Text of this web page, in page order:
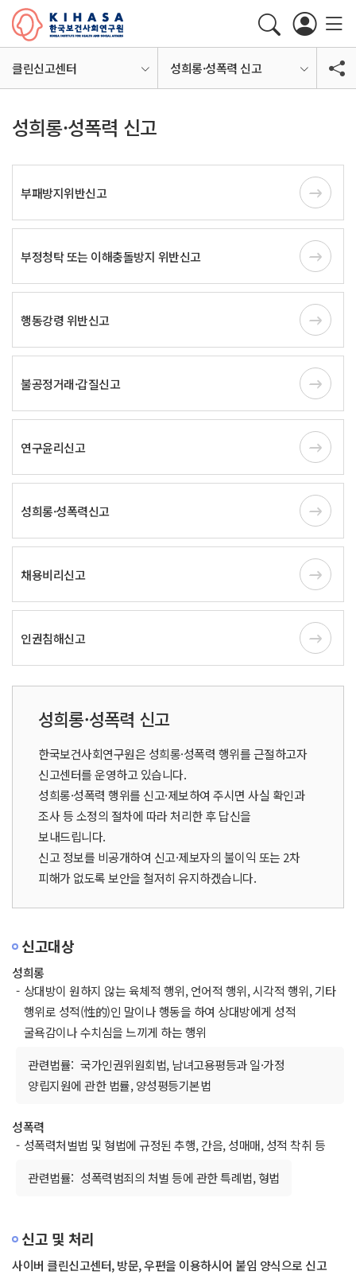
클린신고센터 성희롱·성폭력 신고
성희롱·성폭력 신고
부패방지위반신고
부정청탁 또는 이해충돌방지 위반신고
행동강령 위반신고
불공정거래·갑질신고
연구윤리신고
성희롱·성폭력신고
채용비리신고
인권침해신고
성희롱·성폭력 신고
한국보건사회연구원은 성희롱·성폭력 행위를 근절하고자
신고센터를 운영하고 있습니다.
성희롱·성폭력 행위를 신고·제보하여 주시면 사실 확인과
조사 등 소정의 절차에 따라 처리한 후 답신을
보내드립니다.
신고 정보를 비공개하여 신고·제보자의 불이익 또는 2차
피해가 없도록 보안을 철저히 유지하겠습니다.
신고대상
성희롱
- 상대방이 원하지 않는 육체적 행위, 언어적 행위, 시각적 행위, 기타
행위로 성적(性的)인 말이나 행동을 하여 상대방에게 성적
굴욕감이나 수치심을 느끼게 하는 행위
관련법률: 국가인권위원회법, 남녀고용평등과 일·가정
양립지원에 관한 법률, 양성평등기본법
성폭력
- 성폭력처벌법 및 형법에 규정된 추행, 간음, 성매매, 성적 착취 등
관련법률: 성폭력범죄의 처벌 등에 관한 특례법, 형법
신고 및 처리
사이버 클린신고센터, 방문, 우편을 이용하시어 붙임 양식으로 신고